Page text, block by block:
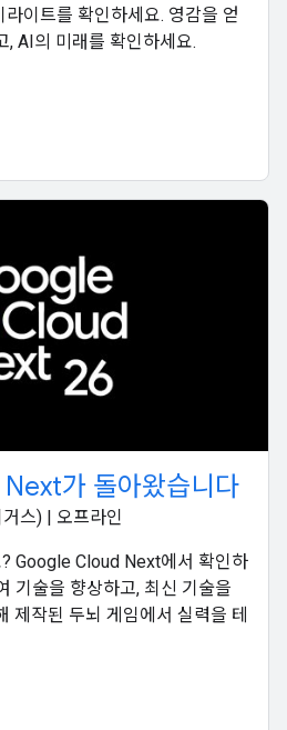
이트를 확인하세요. 영감을 얻
, AI의 미래를 확인하세요.
가 돌아왔습니다
스) | 오프라인
Google Cloud Next에서 확인하
기술을 향상하고, 최신 기술을
제작된 두뇌 게임에서 실력을 테